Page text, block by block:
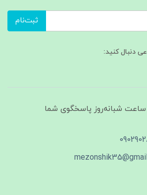
ثبت‌نام
دنبال کنید:
هفت روز هفته ، ۲۴ ساعت شبانه‌روز پاسخگوی شما